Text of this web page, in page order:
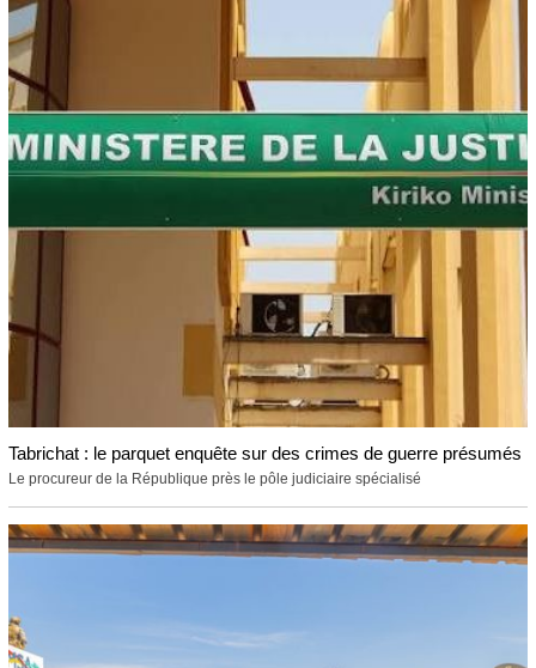
Tabrichat : le parquet enquête sur des crimes de guerre présumés
Le procureur de la République près le pôle judiciaire spécialisé